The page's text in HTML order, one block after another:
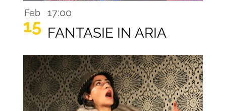
Feb
15
17:00
FANTASIE IN ARIA